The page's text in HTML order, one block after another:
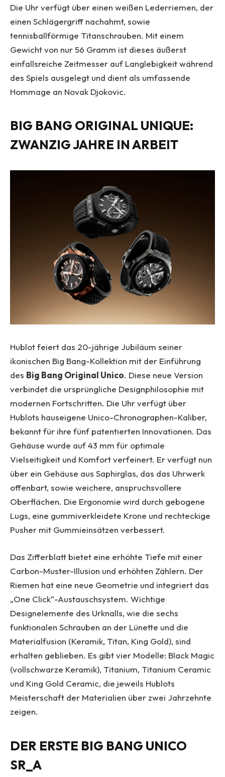
Die Uhr verfügt über einen weißen Lederriemen, der
einen Schlägergriff nachahmt, sowie
tennisballförmige Titanschrauben. Mit einem
Gewicht von nur 56 Gramm ist dieses äußerst
einfallsreiche Zeitmesser auf Langlebigkeit während
des Spiels ausgelegt und dient als umfassende
Hommage an Novak Djokovic.
BIG BANG ORIGINAL UNIQUE:
ZWANZIG JAHRE IN ARBEIT
Hublot feiert das 20-jährige Jubiläum seiner
ikonischen Big Bang-Kollektion mit der Einführung
des Big Bang Original Unico. Diese neue Version
verbindet die ursprüngliche Designphilosophie mit
modernen Fortschritten. Die Uhr verfügt über
Hublots hauseigene Unico-Chronographen-Kaliber,
bekannt für ihre fünf patentierten Innovationen. Das
Gehäuse wurde auf 43 mm für optimale
Vielseitigkeit und Komfort verfeinert. Er verfügt nun
über ein Gehäuse aus Saphirglas, das das Uhrwerk
offenbart, sowie weichere, anspruchsvollere
Oberflächen. Die Ergonomie wird durch gebogene
Lugs, eine gummiverkleidete Krone und rechteckige
Pusher mit Gummieinsätzen verbessert.
Das Zifferblatt bietet eine erhöhte Tiefe mit einer
Carbon-Muster-Illusion und erhöhten Zählern. Der
Riemen hat eine neue Geometrie und integriert das
„One Click“-Austauschsystem. Wichtige
Designelemente des Urknalls, wie die sechs
funktionalen Schrauben an der Lünette und die
Materialfusion (Keramik, Titan, King Gold), sind
erhalten geblieben. Es gibt vier Modelle: Black Magic
(vollschwarze Keramik), Titanium, Titanium Ceramic
und King Gold Ceramic, die jeweils Hublots
Meisterschaft der Materialien über zwei Jahrzehnte
zeigen.
DER ERSTE BIG BANG UNICO
SR_A